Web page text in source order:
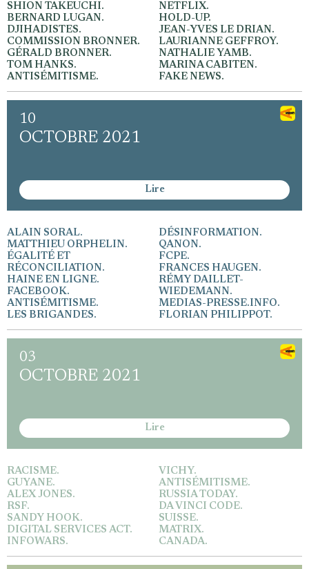
SHION TAKEUCHI.
BERNARD LUGAN.
DJIHADISTES.
COMMISSION BRONNER.
GÉRALD BRONNER.
TOM HANKS.
ANTISÉMITISME.
NETFLIX.
HOLD-UP.
JEAN-YVES LE DRIAN.
LAURIANNE GEFFROY.
NATHALIE YAMB.
MARINA CABITEN.
FAKE NEWS.
10
OCTOBRE 2021
Lire
ALAIN SORAL.
MATTHIEU ORPHELIN.
ÉGALITÉ ET
RÉCONCILIATION.
HAINE EN LIGNE.
FACEBOOK.
ANTISÉMITISME.
LES BRIGANDES.
DÉSINFORMATION.
QANON.
FCPE.
FRANCES HAUGEN.
RÉMY DAILLET-
WIEDEMANN.
MEDIAS-PRESSE.INFO.
FLORIAN PHILIPPOT.
03
OCTOBRE 2021
Lire
RACISME.
GUYANE.
ALEX JONES.
RSF.
SANDY HOOK.
DIGITAL SERVICES ACT.
INFOWARS.
VICHY.
ANTISÉMITISME.
RUSSIA TODAY.
DA VINCI CODE.
SUISSE.
MATRIX.
CANADA.